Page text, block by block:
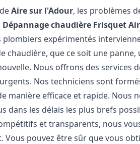
Aire sur l'Adour, les problèmes
chaudière Frisquet
plombiers expérimentés
chaudière, que ce soit une
Nous offrons des services
Nos techniciens sont
manière efficace et rapide. Nous
dans les délais les plus brefs
et transparents, nous
Vous pouvez être sûr que vous